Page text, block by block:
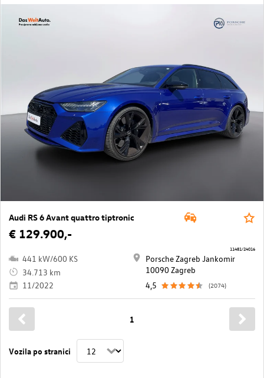
Audi RS 6 Avant quattro tiptronic
€ 129.900,-
441 kW/600 KS
34.713 km
11/2022
Porsche Zagreb Jankomir
10090 Zagreb
4,5
(2074)
11481/24016
Vozila po stranici
1